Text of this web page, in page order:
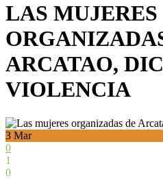
LAS MUJERES
ARCATAO,
VIOLENCIA
3 Mar
0
1
0